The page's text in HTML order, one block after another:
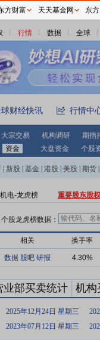
行情 数据 全球
财经快讯 行情中
大宗交易 机构调研
期指
资金 大盘资金 个股
新股 基金 港股 美股 期货
电-龙虎榜 重要股东股
个股龙虎榜数据：
相关 换手率
数据 股吧 研报 4.30%
业部买卖统计 机构
2025年12月24日 星期三
2023年07月12日 星期三
方财富 天天基金网 东